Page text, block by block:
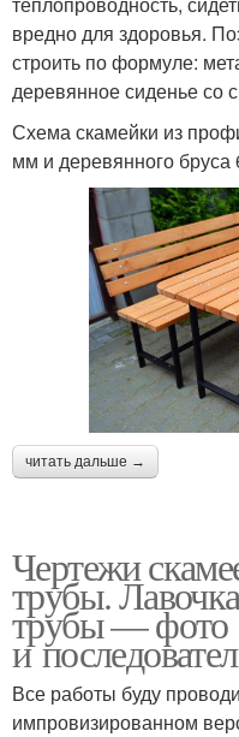
вредно для здоровья.
строить по формуле:
деревянное сиденье со
Схема скамейки из
мм и деревянного бруса
читать дальше →
Чертежи
трубы.
трубы — фото
и
Все работы буду
импровизированном